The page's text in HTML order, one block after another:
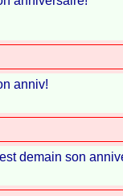
anniv!
demain son